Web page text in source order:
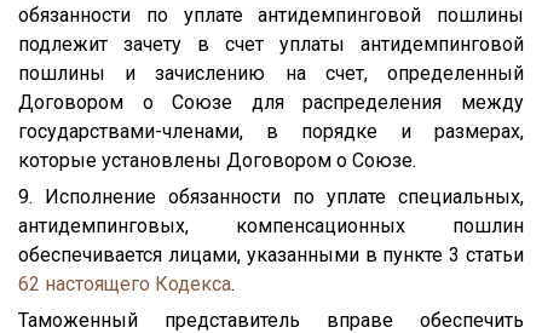
обязанности по уплате антидемпинговой пошлины
подлежит зачету в счет уплаты антидемпинговой
пошлины и зачислению на счет, определенный
Договором о Союзе для распределения между
государствами-членами, в порядке и размерах,
которые установлены Договором о Союзе.
9. Исполнение обязанности по уплате специальных,
антидемпинговых, компенсационных пошлин
обеспечивается лицами, указанными в пункте 3 статьи
62 настоящего Кодекса.
Таможенный представитель вправе обеспечить